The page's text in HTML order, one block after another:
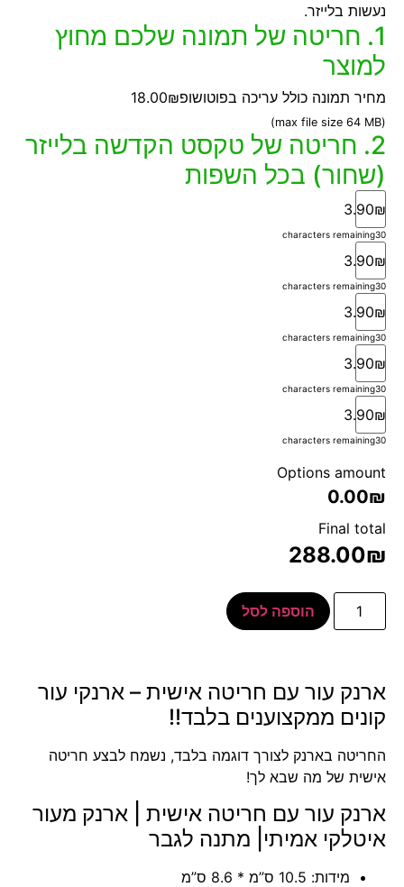
נעשות בלייזר.
1. חריטה של תמונה שלכם מחוץ
למוצר
מחיר תמונה כולל עריכה בפוטושופ18.00₪
(max file size 64 MB)
2. חריטה של טקסט הקדשה בלייזר
(שחור) בכל השפות
3.90₪
30
characters remaining
3.90₪
30
characters remaining
3.90₪
30
characters remaining
3.90₪
30
characters remaining
3.90₪
30
characters remaining
Options amount
0.00₪
Final total
288.00₪
הוספה לסל
ארנק עור עם חריטה אישית – ארנקי עור
קונים ממקצוענים בלבד!!
החריטה בארנק לצורך דוגמה בלבד, נשמח לבצע חריטה
אישית של מה שבא לך!
ארנק עור עם חריטה אישית | ארנק מעור
איטלקי אמיתי| מתנה לגבר
מידות: 10.5 ס”מ * 8.6 ס”מ